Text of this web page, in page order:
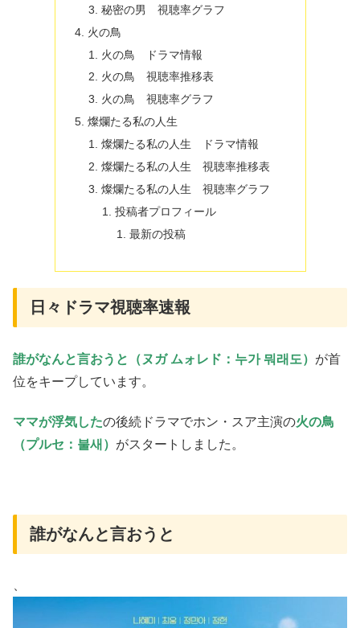
秘密の男 視聴率グラフ
火の鳥
火の鳥 ドラマ情報
火の鳥 視聴率推移表
火の鳥 視聴率グラフ
燦爛たる私の人生
燦爛たる私の人生 ドラマ情報
燦爛たる私の人生 視聴率推移表
燦爛たる私の人生 視聴率グラフ
投稿者プロフィール
最新の投稿
日々ドラマ視聴率速報
誰がなんと言おうと（ヌガ ムォレド：누가 뭐래도） が首
位をキープしています。
ママが浮気したの後続ドラマでホン・スア主演の火の鳥
（プルセ：불새） がスタートしました。
誰がなんと言おうと